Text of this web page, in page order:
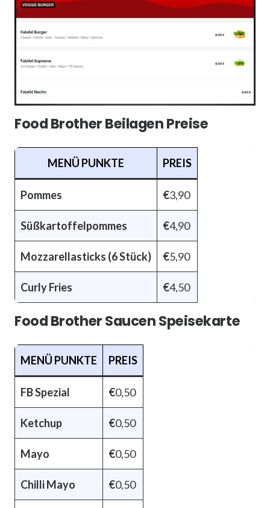
Food Brother Beilagen Preise
MENÜ PUNKTE PREIS
Pommes €3,90
Süßkartoffelpommes €4,90
Mozzarellasticks (6 Stück) €5,90
Curly Fries €4,50
Food Brother Saucen Speisekarte
MENÜ PUNKTE PREIS
FB Spezial €0,50
Ketchup €0,50
Mayo €0,50
Chilli Mayo €0,50